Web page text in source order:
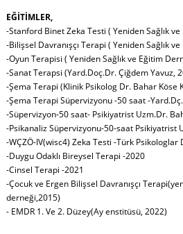
EĞİTİMLER,
-Stanford Binet Zeka Testi ( Yeniden Sağlık
-Bilişsel Davranışçı Terapi ( Yeniden Sağlık
-Oyun Terapisi ( Yeniden Sağlık ve Eğitim
-Sanat Terapsi (Yard.Doç.Dr. Çiğdem Yavuz,
-Şema Terapi (Klinik Psikolog Dr. Bahar Köse
-Şema Terapi Süpervizyonu -50 saat -
-Süpervizyon-50 saat- Psikiyatrist Uzm.Dr.
-Psikanaliz Süpervizyonu-50-saat Psikiyatrist
-WÇZÖ-IV(wisc4) Zeka Testi -Türk
-Duygu Odaklı Bireysel Terapi -2020
-Cinsel Terapi -2021
-Çocuk ve Ergen Bilişsel Davranışçı
derneği,2015)
- EMDR 1. Ve 2. Düzey(Ay enstitüsü, 2022)